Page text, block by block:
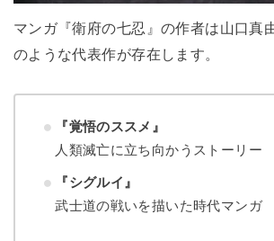
マンガ『衛府の七忍』の作者は山口真
のような代表作が存在します。
『覚悟のススメ』
人類滅亡に立ち向かうストーリー
『シグルイ』
武士道の戦いを描いた時代マンガ